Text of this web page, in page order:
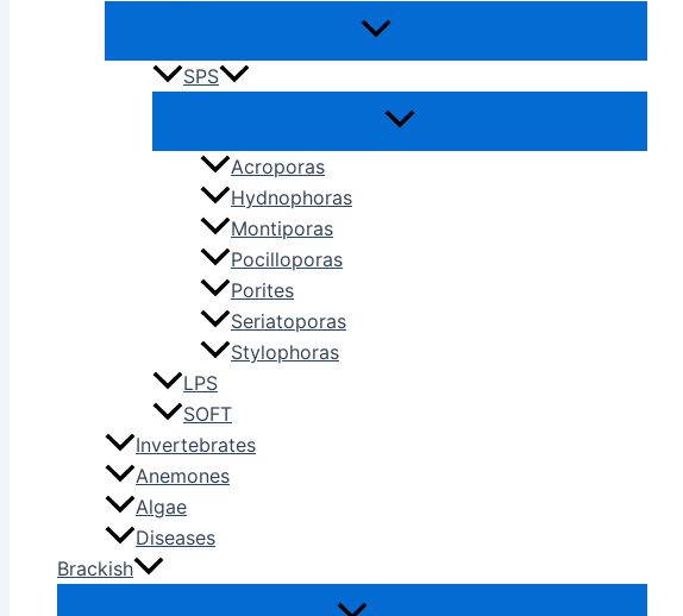
SPS
Acroporas
Hydnophoras
Montiporas
Pocilloporas
Porites
Seriatoporas
Stylophoras
LPS
SOFT
Invertebrates
Anemones
Algae
Diseases
Brackish